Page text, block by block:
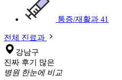
통증/재활과 41
전체 진료과
강남구
진짜 후기 많은
병원 한눈에 비교